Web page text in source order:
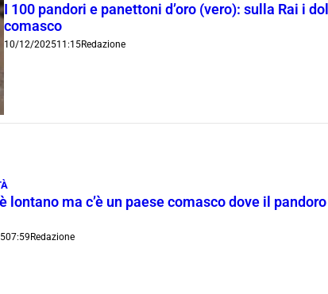
I 100 pandori e panettoni d’oro (vero): sulla Rai i
comasco
10/12/202511:15Redazione
lontano ma c’è un paese comasco dove il
07:59Redazione